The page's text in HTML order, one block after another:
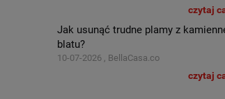
czytaj
Jak usunąć trudne plamy z
blatu?
10-07-2026 , BellaCasa.co
czytaj